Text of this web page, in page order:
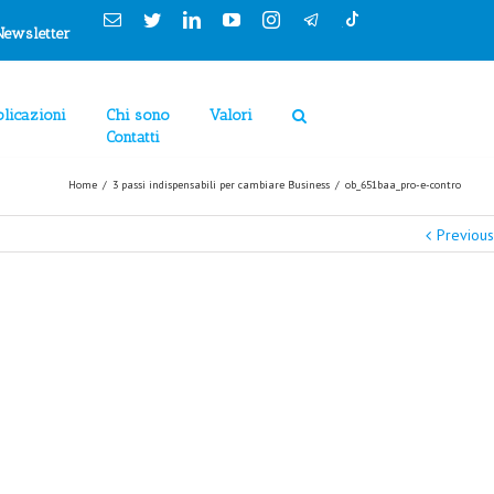
EmailTwitterLinkedinYouTubeInstagram
Chi sono
Contatti
Valori
Home / 3 passi indispensabili per cambiare Business / ob_651baa_pro-e-contro
Previous
Cookies Policy